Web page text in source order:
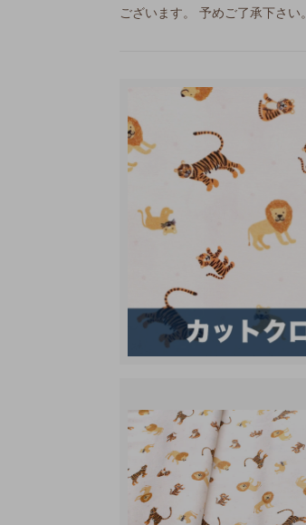
ございます。 予めご了承下さい。